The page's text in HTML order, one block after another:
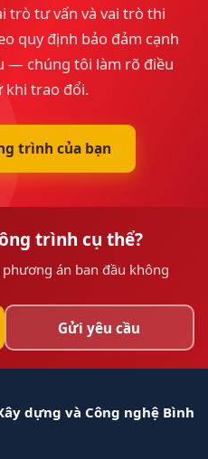
trò tư vấn và vai trò thi
quy định bảo đảm cạnh
— chúng tôi làm rõ điều
khi trao đổi.
trình của bạn
trình cụ thể?
án ban đầu không
Gửi yêu cầu
dựng và Công nghệ Bình